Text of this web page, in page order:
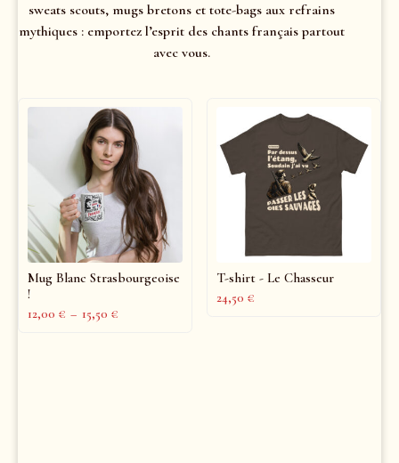
sweats scouts, mugs bretons et tote-bags aux refrains
mythiques : emportez l’esprit des chants français partout
avec vous.
Mug Blanc Strasbourgeoise
!
12,00 € – 15,50 €
T-shirt - Le Chasseur
24,50 €